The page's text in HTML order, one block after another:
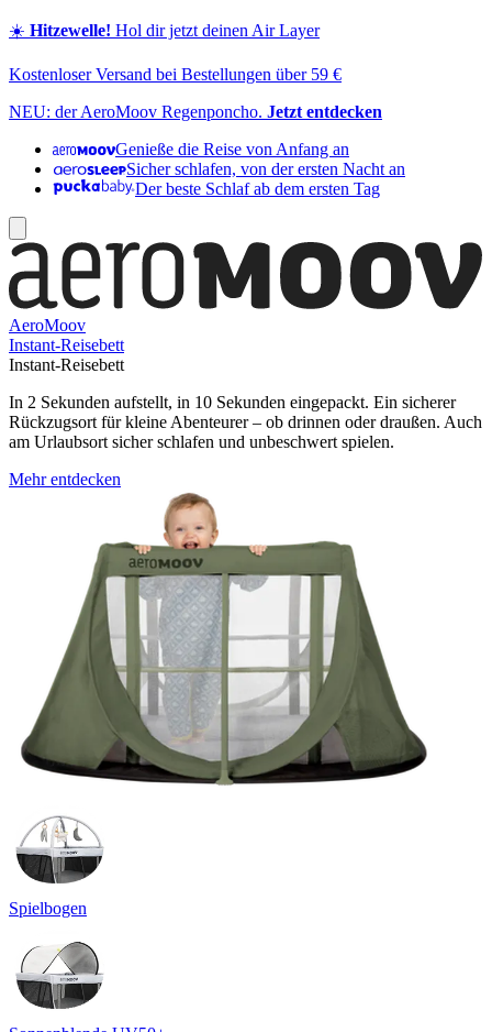
☀️ Hitzewelle! Hol dir jetzt deinen Air Layer
Kostenloser Versand bei Bestellungen über 59 €
NEU: der AeroMoov Regenponcho. Jetzt entdecken
Genieße die Reise von Anfang an
Sicher schlafen, von der ersten Nacht an
Der beste Schlaf ab dem ersten Tag
AeroMoov
Instant-Reisebett
Instant-Reisebett
In 2 Sekunden aufstellt, in 10 Sekunden eingepackt. Ein sicherer
Rückzugsort für kleine Abenteurer – ob drinnen oder draußen. Auch
am Urlaubsort sicher schlafen und unbeschwert spielen.
Mehr entdecken
Spielbogen